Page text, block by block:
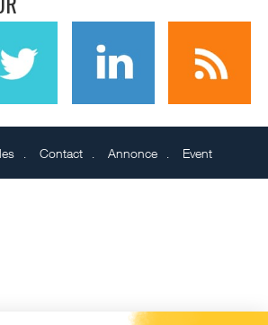
Contact Annonce Event